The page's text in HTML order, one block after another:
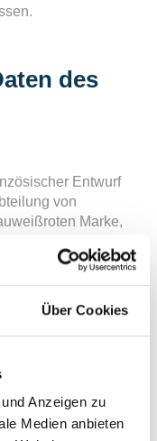
Über Cookies
Anzeigen zu
Medien anbieten
des
Entwurf
von
Marke,
Dicke
3 × 26